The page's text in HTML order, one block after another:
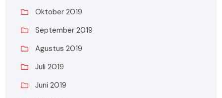
Oktober 2019
September 2019
Agustus 2019
Juli 2019
Juni 2019